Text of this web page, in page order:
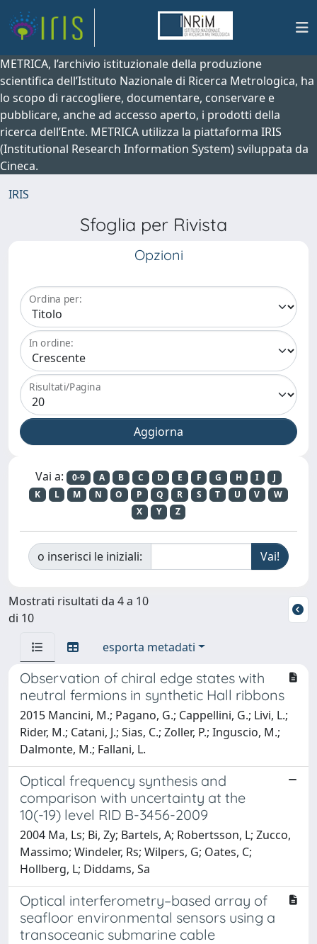
METRICA, l’archivio istituzionale della produzione
scientifica dell’Istituto Nazionale di Ricerca Metrologica, ha
lo scopo di raccogliere, documentare, conservare e
pubblicare, anche ad accesso aperto, i prodotti della
ricerca dell’Ente. METRICA utilizza la piattaforma IRIS
(Institutional Research Information System) sviluppata da
Cineca.
IRIS
Sfoglia per Rivista
Opzioni
Ordina per:
In ordine:
Risultati/Pagina
Vai a: 0-9 A B C D E F G H I
J
K
L M N O P Q R S T U V
W
X
Y Z
o inserisci le iniziali:
Mostrati risultati da 4 a 10
di 10
esporta metadati
Observation of chiral edge states with
neutral fermions in synthetic Hall ribbons
2015 Mancini, M.; Pagano, G.; Cappellini, G.; Livi, L.;
Rider, M.; Catani, J.; Sias, C.; Zoller, P.; Inguscio, M.;
Dalmonte, M.; Fallani, L.
Optical frequency synthesis and
comparison with uncertainty at the
10(-19) level RID B-3456-2009
2004 Ma, Ls; Bi, Zy; Bartels, A; Robertsson, L; Zucco,
Massimo; Windeler, Rs; Wilpers, G; Oates, C;
Hollberg, L; Diddams, Sa
Optical interferometry–based array of
seafloor environmental sensors using a
transoceanic submarine cable